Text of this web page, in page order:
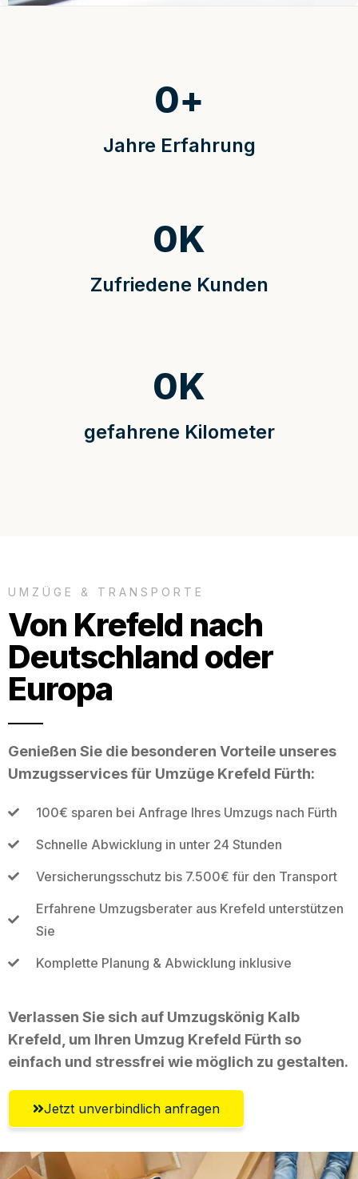
Jahre Erfahrung
0+
Zufriedene Kunden
0K
gefahrene Kilometer
0K
UMZÜGE & TRANSPORTE
Von Krefeld nach
Deutschland oder
Europa
Genießen Sie die besonderen Vorteile unseres
Umzugsservices für Umzüge Krefeld Fürth:
100€ sparen bei Anfrage Ihres Umzugs nach Fürth
Schnelle Abwicklung in unter 24 Stunden
Versicherungsschutz bis 7.500€ für den Transport
Erfahrene Umzugsberater aus Krefeld unterstützen
Sie
Komplette Planung & Abwicklung inklusive
Verlassen Sie sich auf Umzugskönig Kalb
Krefeld, um Ihren Umzug Krefeld Fürth so
einfach und stressfrei wie möglich zu gestalten.
Jetzt unverbindlich anfragen